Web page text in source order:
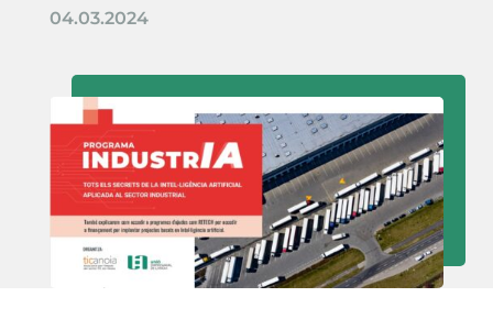
04.03.2024